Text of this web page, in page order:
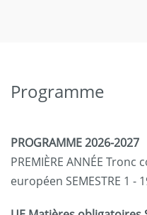
Programme
PROGRAMME 2026-2027
PREMIÈRE ANNÉE
européen SEMESTRE 1 -